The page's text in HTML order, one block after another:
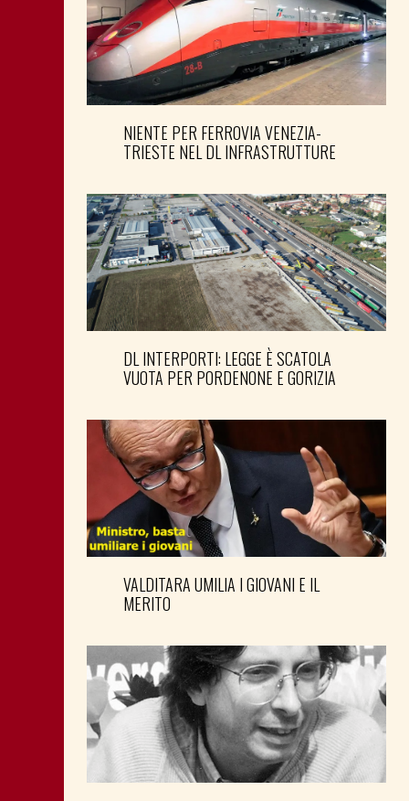
NIENTE PER FERROVIA VENEZIA-
TRIESTE NEL DL INFRASTRUTTURE
DL INTERPORTI: LEGGE È SCATOLA
VUOTA PER PORDENONE E GORIZIA
VALDITARA UMILIA I GIOVANI E IL
MERITO